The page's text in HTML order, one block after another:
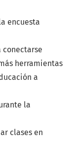
encuesta
conectarse
herramientas
a
la
clases en